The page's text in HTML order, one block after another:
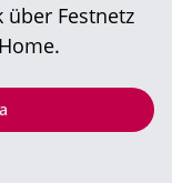
Festnetz